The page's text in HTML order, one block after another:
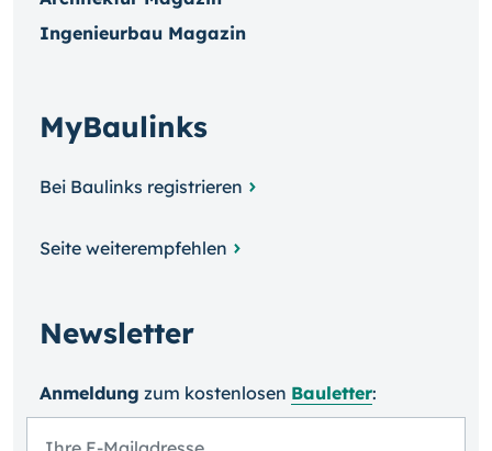
Ingenieurbau Magazin
MyBaulinks
Bei Baulinks registrieren
Seite weiterempfehlen
Newsletter
Anmeldung zum kosten­losen Bauletter: